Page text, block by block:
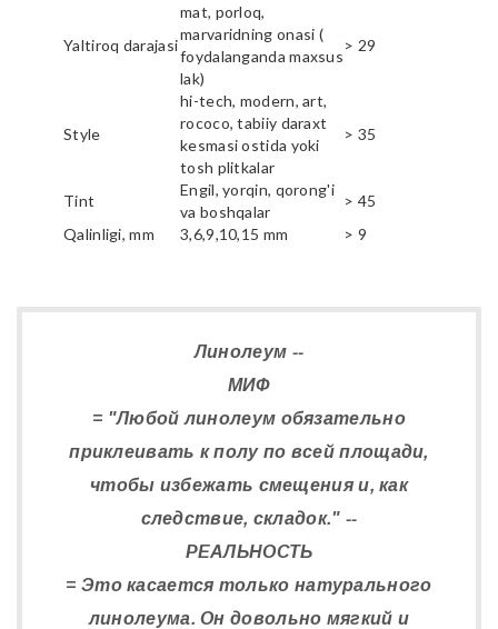
Yaltiroq darajasi
mat, porloq,
marvaridning onasi (
foydalanganda maxsus
lak)
> 29
Style
hi-tech, modern, art,
rococo, tabiiy daraxt
kesmasi ostida yoki
tosh plitkalar
> 35
Tint
Engil, yorqin, qorong'i
va boshqalar
> 45
Qalinligi, mm
3,6,9,10,15 mm > 9
Линолеум --
МИФ
= "Любой линолеум обязательно
приклеивать к полу по всей площади,
чтобы избежать смещения и, как
следствие, складок." --
РЕАЛЬНОСТЬ
= Это касается только натурального
линолеума. Он довольно мягкий и